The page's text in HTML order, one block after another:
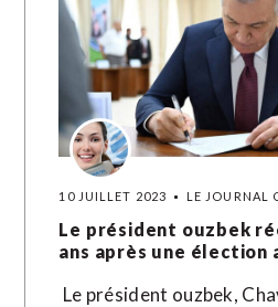
10 JUILLET 2023 LE JOURNAL
Le président ouzbek
ans après une élection
Le président ouzbek,